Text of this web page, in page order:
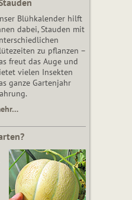
Blühkalender hilft
dabei, Stauden mit
zu pflanzen –
freut das Auge und
vielen Insekten
ganze Gartenjahr